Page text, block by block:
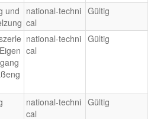
und
national-techni
cal
Gültig
national-techni
cal
Gültig
national-techni
cal
Gültig